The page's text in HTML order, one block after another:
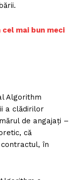
cel mai bun meci
Algorithm
a clădirilor
de angajați –
că
în